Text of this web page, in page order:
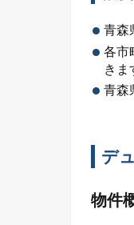
青森
各市
きま
青森
デ
物件